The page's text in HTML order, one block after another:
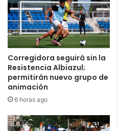
Corregidora seguirá sin la
Resistencia Albiazul;
permitirán nuevo grupo de
animación
6 horas ago